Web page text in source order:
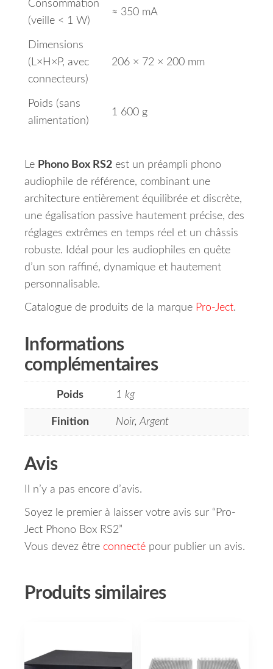
Consommation
(veille < 1 W)
≈ 350 mA
Dimensions
(L×H×P, avec
connecteurs)
206 × 72 × 200 mm
Poids (sans
alimentation)
1 600 g
Le Phono Box RS2 est un préampli phono
audiophile de référence, combinant une
architecture entièrement équilibrée et discrète,
une égalisation passive hautement précise, des
réglages extrêmes en temps réel et un châssis
robuste. Idéal pour les audiophiles en quête
d’un son raffiné, dynamique et hautement
personnalisable.
Catalogue de produits de la marque Pro-Ject.
Informations
complémentaires
Poids 1 kg
Finition Noir, Argent
Avis
Il n’y a pas encore d’avis.
Soyez le premier à laisser votre avis sur “Pro-
Ject Phono Box RS2”
Vous devez être connecté pour publier un avis.
Produits similaires